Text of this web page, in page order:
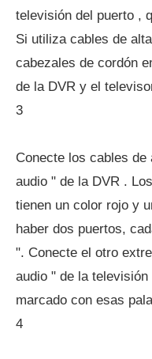
televisión del puerto ,
Si utiliza cables de
cabezales de cordón
de la DVR y el
3
Conecte los cables
audio " de la DVR .
tienen un color rojo y
haber dos puertos,
". Conecte el otro
audio " de la
marcado con esas
4